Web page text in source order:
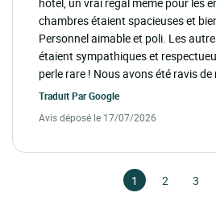
chambres étaient spacieuses et
Personnel aimable et poli. Les
étaient sympathiques et
perle rare ! Nous avons été ravis de
Traduit ParGoogle
Avis déposé le 17/07/2026
1 2 3